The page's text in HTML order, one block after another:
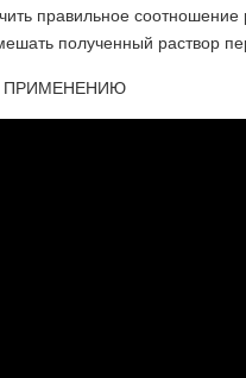
правильное
полученный раствор
ПРИМЕНЕНИЮ